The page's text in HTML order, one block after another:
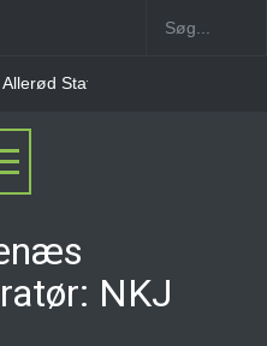
Favrholm Station
NKJ